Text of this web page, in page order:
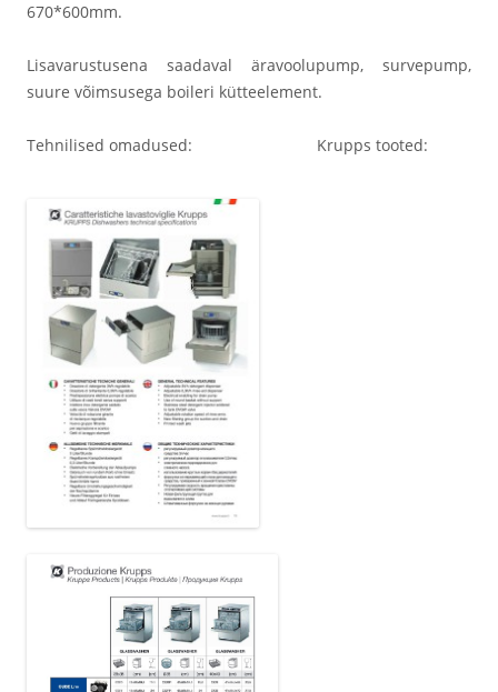
670*600mm.
Lisavarustusena saadaval äravoolupump, survepump,
suure võimsusega boileri kütteelement.
Tehnilised omadused: Krupps tooted: